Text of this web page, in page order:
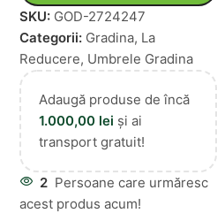
SKU: GOD-2724247
Categorii: Gradina, La
Reducere, Umbrele Gradina
Adaugă produse de încă
1.000,00 lei și ai
transport gratuit!
2 Persoane care urmăresc
acest produs acum!